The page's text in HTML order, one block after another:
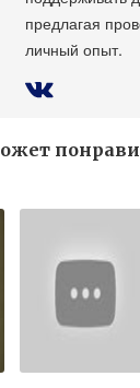
предлагая
личный опыт.